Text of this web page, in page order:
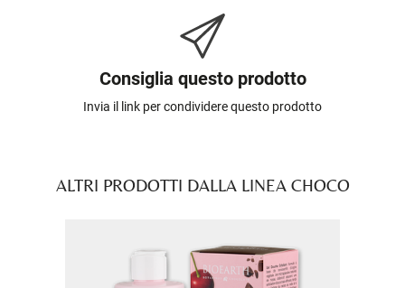
Consiglia questo prodotto
Invia il link per condividere questo prodotto
ALTRI PRODOTTI DALLA LINEA CHOCO